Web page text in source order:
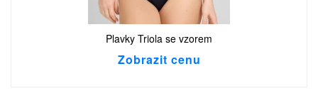
Plavky Triola se vzorem
Zobrazit cenu